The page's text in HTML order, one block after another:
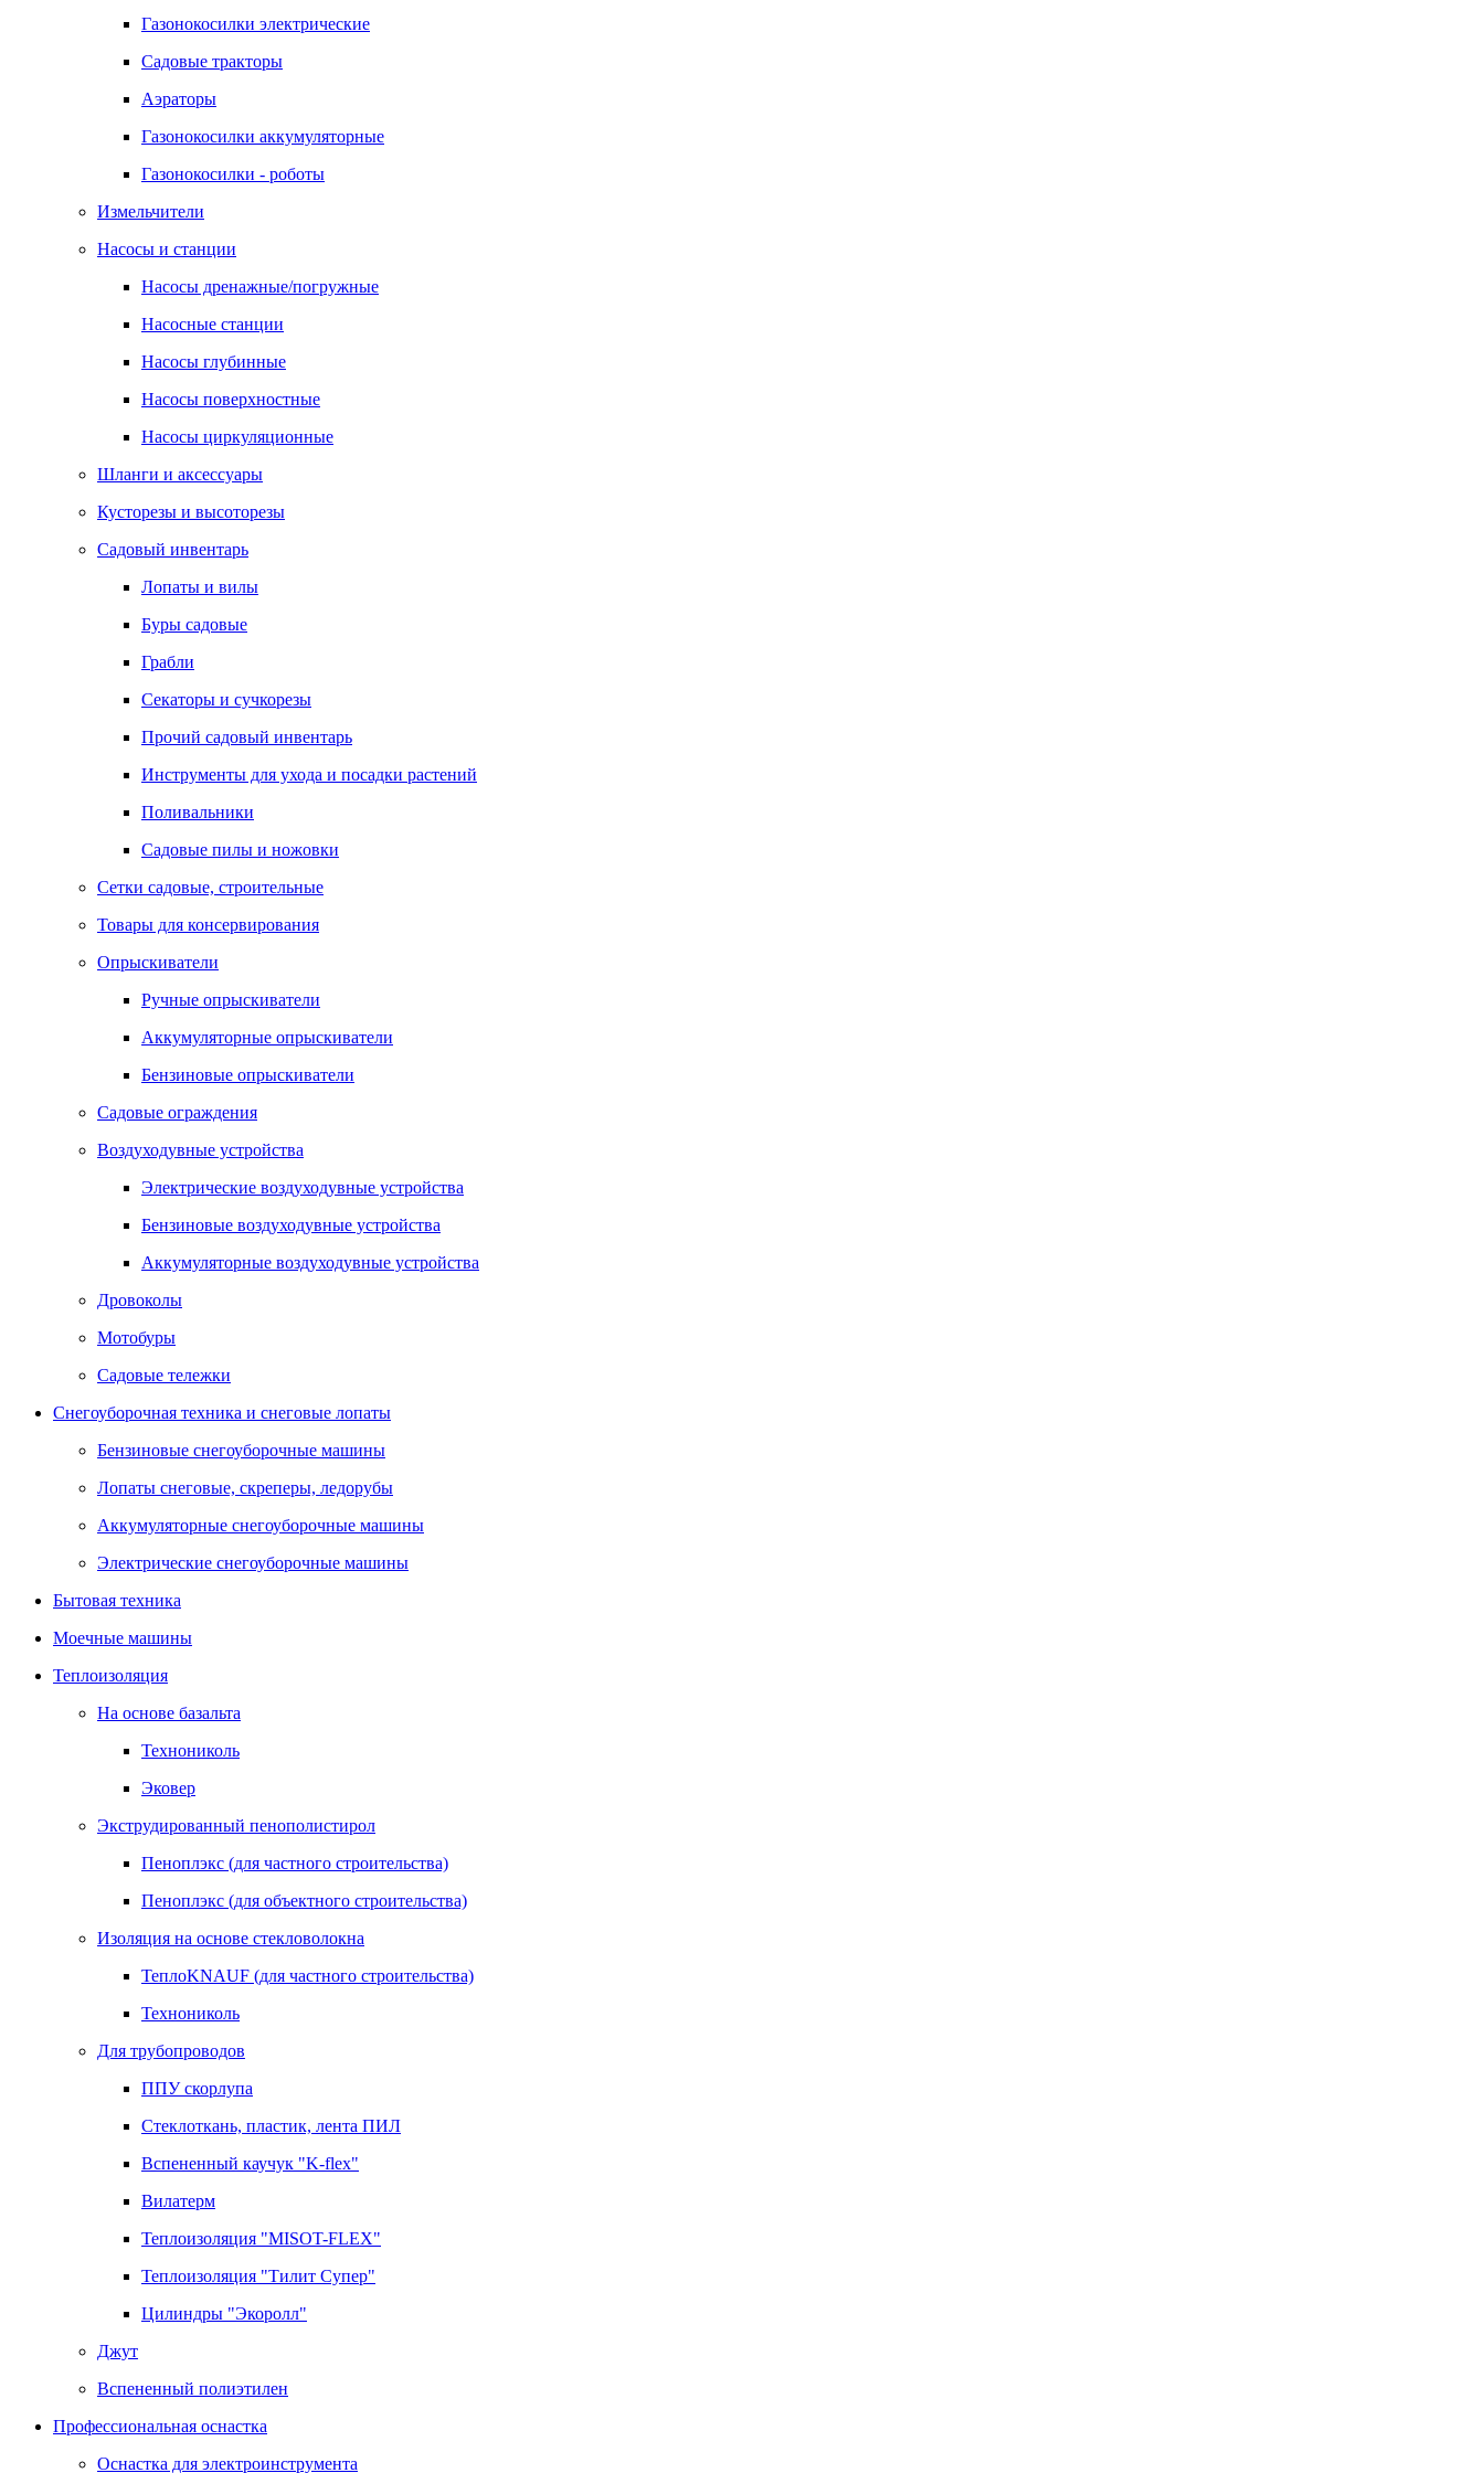
Газонокосилки электрические
Садовые тракторы
Аэраторы
Газонокосилки аккумуляторные
Газонокосилки - роботы
Измельчители
Насосы и станции
Насосы дренажные/погружные
Насосные станции
Насосы глубинные
Насосы поверхностные
Насосы циркуляционные
Шланги и аксессуары
Кусторезы и высоторезы
Садовый инвентарь
Лопаты и вилы
Буры садовые
Грабли
Секаторы и сучкорезы
Прочий садовый инвентарь
Инструменты для ухода и посадки растений
Поливальники
Садовые пилы и ножовки
Сетки садовые, строительные
Товары для консервирования
Опрыскиватели
Ручные опрыскиватели
Аккумуляторные опрыскиватели
Бензиновые опрыскиватели
Садовые ограждения
Воздуходувные устройства
Электрические воздуходувные устройства
Бензиновые воздуходувные устройства
Аккумуляторные воздуходувные устройства
Дровоколы
Мотобуры
Садовые тележки
Снегоуборочная техника и снеговые лопаты
Бензиновые снегоуборочные машины
Лопаты снеговые, скреперы, ледорубы
Аккумуляторные снегоуборочные машины
Электрические снегоуборочные машины
Бытовая техника
Моечные машины
Теплоизоляция
На основе базальта
Технониколь
Эковер
Экструдированный пенополистирол
Пеноплэкс (для частного строительства)
Пеноплэкс (для объектного строительства)
Изоляция на основе стекловолокна
ТеплоKNAUF (для частного строительства)
Технониколь
Для трубопроводов
ППУ скорлупа
Стеклоткань, пластик, лента ПИЛ
Вспененный каучук "K-flex"
Вилатерм
Теплоизоляция "MISOT-FLEX"
Теплоизоляция "Тилит Супер"
Цилиндры "Экоролл"
Джут
Вспененный полиэтилен
Профессиональная оснастка
Оснастка для электроинструмента